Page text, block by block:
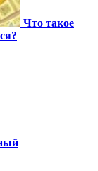
Что такое